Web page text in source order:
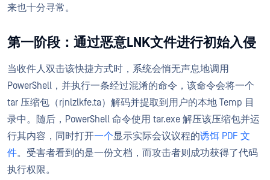
来也十分寻常。
第一阶段：通过恶意LNK文件进行初始入侵
当收件人双击该快捷方式时，系统会悄无声息地调用
PowerShell，并执行一条经过混淆的命令，该命令会将一个
tar 压缩包（rjnlzlkfe.ta）解码并提取到用户的本地 Temp 目
录中。随后，PowerShell 命令使用 tar.exe 解压该压缩包并运
行其内容，同时打开一个显示实际会议议程的诱饵 PDF 文
件。受害者看到的是一份文档，而攻击者则成功获得了代码
执行权限。